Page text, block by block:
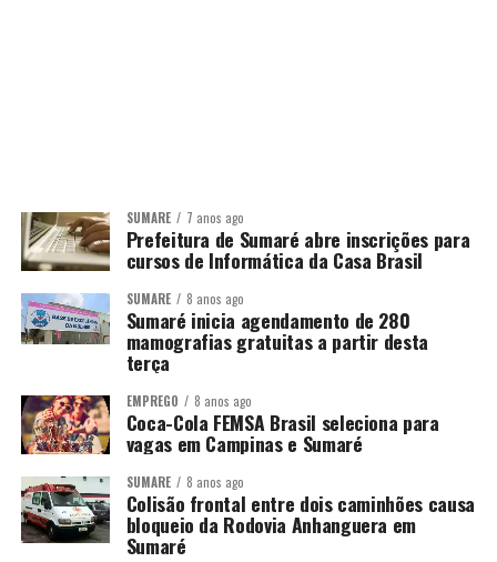
SUMARÉ 7 anos ago
Prefeitura de Sumaré abre inscrições para
cursos de Informática da Casa Brasil
SUMARÉ 8 anos ago
Sumaré inicia agendamento de 280
mamografias gratuitas a partir desta
terça
EMPREGO 8 anos ago
Coca-Cola FEMSA Brasil seleciona para
vagas em Campinas e Sumaré
SUMARÉ 8 anos ago
Colisão frontal entre dois caminhões causa
bloqueio da Rodovia Anhanguera em
Sumaré